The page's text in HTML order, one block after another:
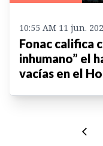
10:55 AM 11 jun.
Fonac califica
inhumano” el
vacías en el